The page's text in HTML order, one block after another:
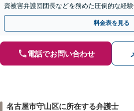
資被害弁護団団長などを務めた圧倒的な経
物取引、証券取引、仮想通貨、FX被害、マ
料金表を見る
電話でお問い合わせ
名古屋市守山区に所在する弁護士